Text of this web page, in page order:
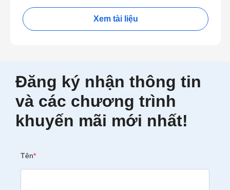
Xem tài liệu
Đăng ký nhận thông tin
và các chương trình
khuyến mãi mới nhất!
Tên*